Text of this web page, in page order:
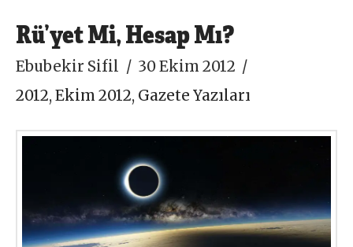
Rü’yet Mi, Hesap Mı?
Ebubekir Sifil
30 Ekim 2012
2012,Ekim 2012, Gazete Yazıları